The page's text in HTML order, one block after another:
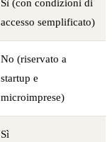
Sì (con condizioni di
accesso semplificato)
No (riservato a
startup e
microimprese)
Sì